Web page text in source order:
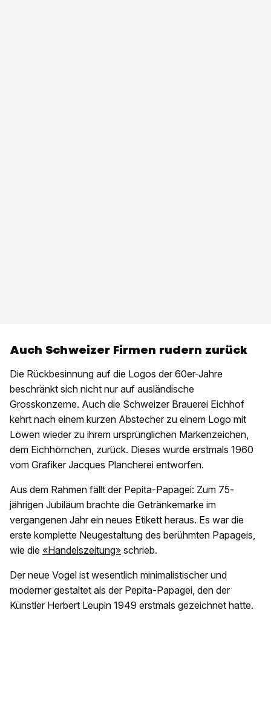
Auch Schweizer Firmen rudern zurück
Die Rückbesinnung auf die Logos der 60er-Jahre
beschränkt sich nicht nur auf ausländische
Grosskonzerne. Auch die Schweizer Brauerei Eichhof
kehrt nach einem kurzen Abstecher zu einem Logo mit
Löwen wieder zu ihrem ursprünglichen Markenzeichen,
dem Eichhörnchen, zurück. Dieses wurde erstmals 1960
vom Grafiker Jacques Plancherei entworfen.
Aus dem Rahmen fällt der Pepita-Papagei: Zum 75-
jährigen Jubiläum brachte die Getränkemarke im
vergangenen Jahr ein neues Etikett heraus. Es war die
erste komplette Neugestaltung des berühmten Papageis,
wie die «Handelszeitung» schrieb.
Der neue Vogel ist wesentlich minimalistischer und
moderner gestaltet als der Pepita-Papagei, den der
Künstler Herbert Leupin 1949 erstmals gezeichnet hatte.